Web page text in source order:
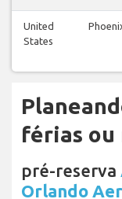
United
States
férias ou
pré-reserva
Orlando